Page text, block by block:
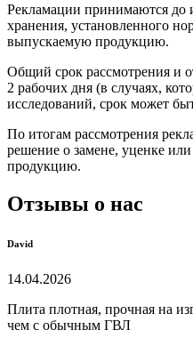
Рекламации принимаются до
хранения, установленного
выпускаемую продукцию.
Общий срок рассмотрения и
2 рабочих дня (в случаях,
исследований, срок может
По итогам рассмотрения
решение о замене, уценке
продукцию.
Отзывы о нас
David
14.04.2026
Плита плотная, прочная на
чем с обычным ГВЛ